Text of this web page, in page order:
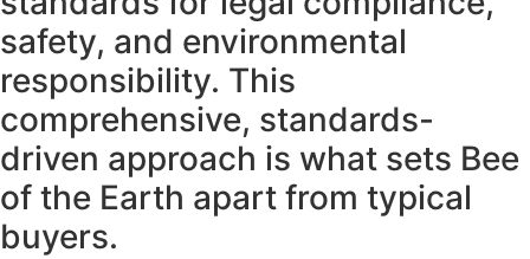
safety, and environmental
responsibility. This
comprehensive, standards-
driven approach is what sets Bee
of the Earth apart from typical
buyers.